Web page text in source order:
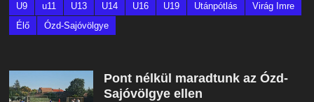
U9
u11 U13 U14 U16 U19 Utánpótlás
Virág Imre
Élő
Ózd-Sajóvölgye
Pont nélkül maradtunk az Ózd-
Sajóvölgye ellen